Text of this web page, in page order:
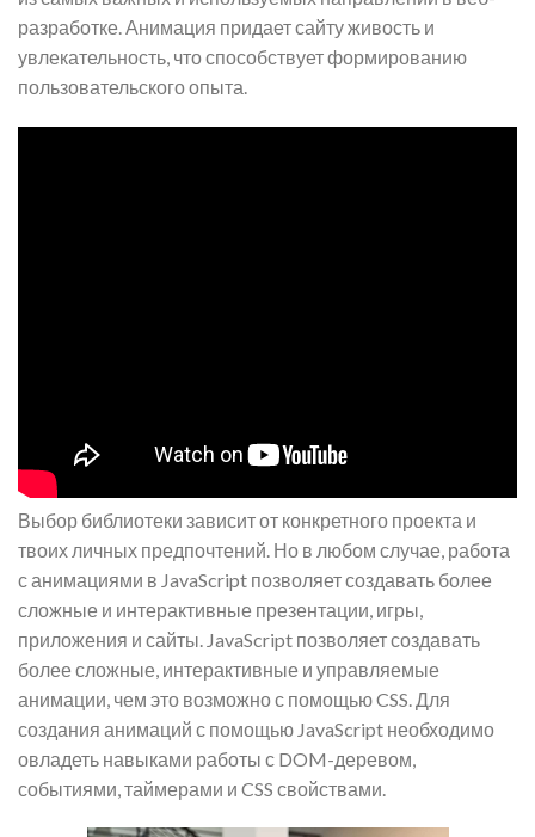
разработке. Анимация придает сайту живость и
увлекательность, что способствует формированию
пользовательского опыта.
Выбор библиотеки зависит от конкретного проекта и
твоих личных предпочтений. Но в любом случае, работа
с анимациями в JavaScript позволяет создавать более
сложные и интерактивные презентации, игры,
приложения и сайты. JavaScript позволяет создавать
более сложные, интерактивные и управляемые
анимации, чем это возможно с помощью CSS. Для
создания анимаций с помощью JavaScript необходимо
овладеть навыками работы с DOM-деревом,
событиями, таймерами и CSS свойствами.